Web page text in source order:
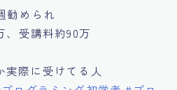
勧められ
、受講料約90万
際に受けてる人